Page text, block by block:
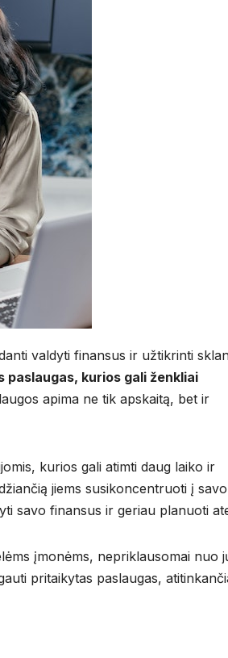
valdyti finansus ir užtikrinti
kurios gali ženkliai
apima ne tik apskaitą, bet ir
kurios gali atimti daug laiko ir
jiems susikoncentruoti į savo
savo finansus ir geriau planuoti
įmonėms, nepriklausomai nuo
pritaikytas paslaugas,